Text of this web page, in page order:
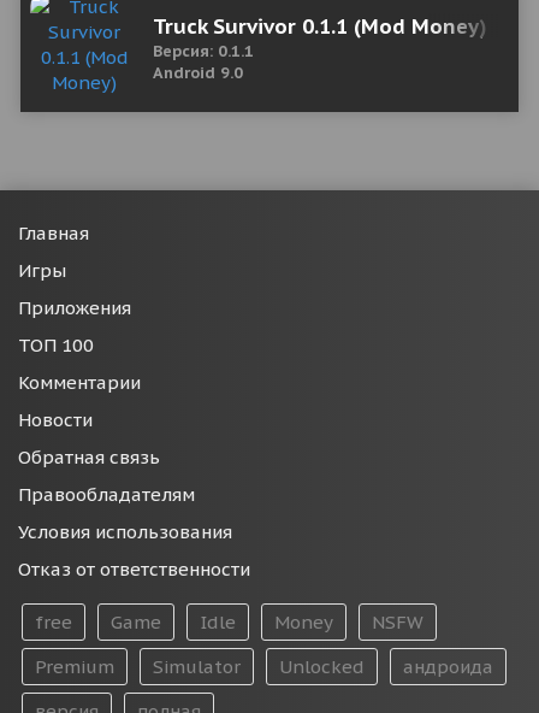
Truck Survivor 0.1.1 (Mod Money)
Версия: 0.1.1
Android 9.0
Главная
Игры
Приложения
ТОП 100
Комментарии
Новости
Обратная связь
Правообладателям
Условия использования
Отказ от ответственности
free Game Idle Money
NSFW
Premium
Simulator Unlocked
андроида